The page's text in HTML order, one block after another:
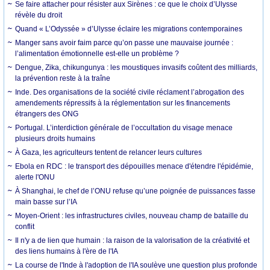
Se faire attacher pour résister aux Sirènes : ce que le choix d’Ulysse
révèle du droit
Quand « L’Odyssée » d’Ulysse éclaire les migrations contemporaines
Manger sans avoir faim parce qu’on passe une mauvaise journée :
l’alimentation émotionnelle est-elle un problème ?
Dengue, Zika, chikungunya : les moustiques invasifs coûtent des milliards,
la prévention reste à la traîne
Inde. Des organisations de la société civile réclament l’abrogation des
amendements répressifs à la réglementation sur les financements
étrangers des ONG
Portugal. L’interdiction générale de l’occultation du visage menace
plusieurs droits humains
À Gaza, les agriculteurs tentent de relancer leurs cultures
Ebola en RDC : le transport des dépouilles menace d'étendre l'épidémie,
alerte l'ONU
À Shanghai, le chef de l’ONU refuse qu’une poignée de puissances fasse
main basse sur l’IA
Moyen-Orient : les infrastructures civiles, nouveau champ de bataille du
conflit
Il n'y a de lien que humain : la raison de la valorisation de la créativité et
des liens humains à l'ère de l'IA
La course de l'Inde à l'adoption de l'IA soulève une question plus profonde